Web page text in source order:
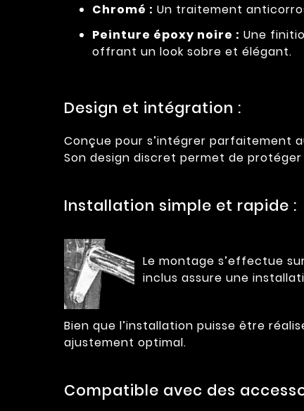
Chromé : Un traitement
Peinture époxy noire : Une
offrant un look sobre et élégant.
Design et intégration :
Conçue pour s’intégrer parfaitement
Son design discret permet de
Installation simple et rapide :
Le montage s’effectue
inclus assure une
Bien que l’installation puisse être
ajustement optimal.
Compatible avec des